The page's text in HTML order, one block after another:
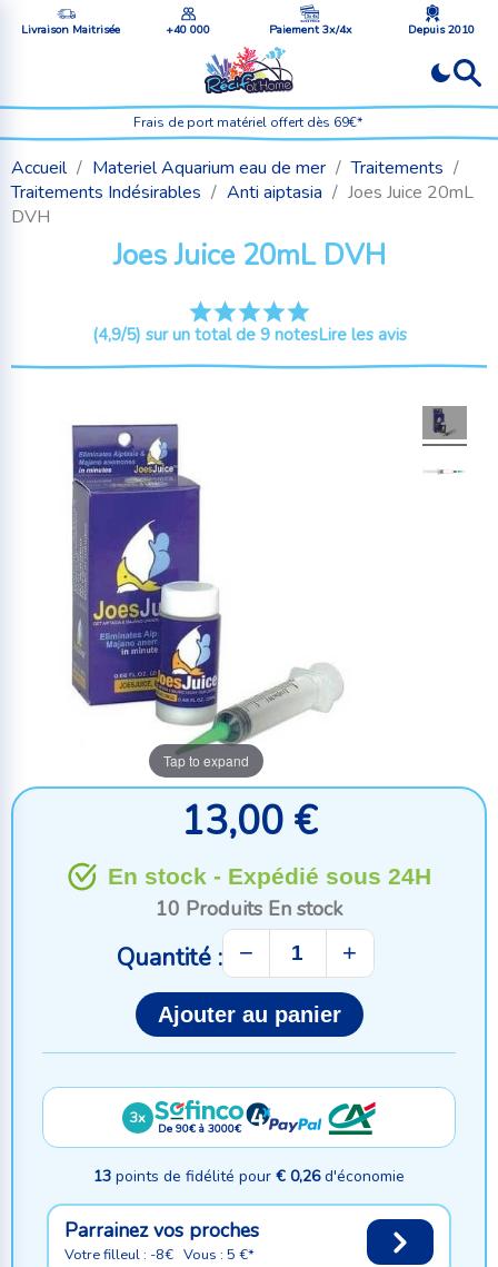
Livraison Maitrisée +40 000 Paiement 3x/4x Depuis 2010
Frais de port matériel offert dès 69€*
Accueil Materiel Aquarium eau de mer
Traitements
Traitements Indésirables
Anti aiptasia
Joes Juice 20mL
DVH
Joes Juice 20mL DVH
(4,9/5) sur un total de 9 notesLire les avis
Tap to expand
13,00 €
En stock - Expédié sous 24H
10 Produits En stock
Quantité : − +
Ajouter au panier
3x
De 90€ à 3000€
13 points de fidélité pour € 0,26d'économie
Parrainez vos proches
Votre filleul : -8€ Vous : 5 €*